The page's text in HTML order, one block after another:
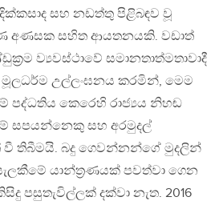
සහ නඩත්තු පිළිබඳව වූ
අණසක සහිත ආයතනයකි. වඩාත්
ව්‍යවස්ථාවේ සමානතාත්මතාවාදී
උල්ලංඝනය කරමින්, මෙම
පද්ධතිය කෙරෙහි රාජ්‍යය නිහඬ
සපයන්නෙකු සහ අරමුදල්
තිබීමයි. බදු ගෙවන්නන්ගේ මුදලින්
යාන්ත්‍රණයක් පවත්වා ගෙන
පසුතැවිල්ලක් දක්වා නැත. 2016